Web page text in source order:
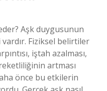
Aşk duygusunun
Fiziksel belirtiler
iştah azalması,
artması
önce bu etkilerin